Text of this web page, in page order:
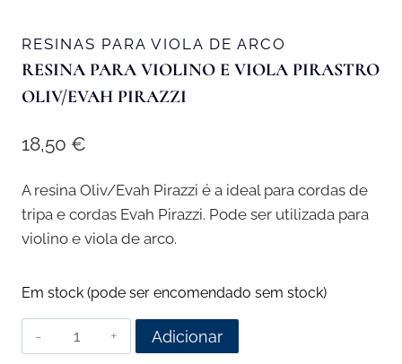
RESINAS PARA VIOLA DE ARCO
RESINA PARA VIOLINO E VIOLA PIRASTRO
OLIV/EVAH PIRAZZI
18,50 €
A resina Oliv/Evah Pirazzi é a ideal para cordas de
tripa e cordas Evah Pirazzi. Pode ser utilizada para
violino e viola de arco.
Em stock (pode ser encomendado sem stock)
Quantidade
de
Adicionar